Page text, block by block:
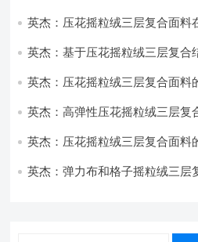
英杰：压花摇粒绒三层复合面料
英杰：基于压花摇粒绒三层复合
英杰：压花摇粒绒三层复合面料
英杰：高弹性压花摇粒绒三层复
英杰：压花摇粒绒三层复合面料
英杰：弹力布和格子摇粒绒三层